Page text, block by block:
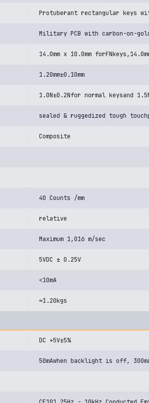
Protuberant rectangular keys
Military PCB with carbon-on-
14.0mm x 10.0mm
1.20mm±0.10mm
1.0N±0.2Nfor normal keysand
sealed & ruggedized tough
Composite
40 Counts /mm
relative
Maximum 1,016 m/sec
5VDC ± 0.25V
<10mA
≈1.20kgs
DC +5V±5%
50mAwhen backlight is off,